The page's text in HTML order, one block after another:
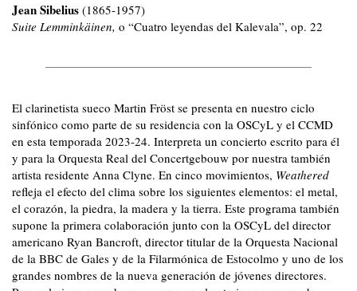
Jean Sibelius (1865-1957)
Suite Lemminkäinen, o “Cuatro leyendas del Kalevala”, op. 22
El clarinetista sueco Martin Fröst se presenta en nuestro ciclo
sinfónico como parte de su residencia con la OSCyL y el CCMD
en esta temporada 2023-24. Interpreta un concierto escrito para él
y para la Orquesta Real del Concertgebouw por nuestra también
artista residente Anna Clyne. En cinco movimientos, Weathered
refleja el efecto del clima sobre los siguientes elementos: el metal,
el corazón, la piedra, la madera y la tierra. Este programa también
supone la primera colaboración junto con la OSCyL del director
americano Ryan Bancroft, director titular de la Orquesta Nacional
de la BBC de Gales y de la Filarmónica de Estocolmo y uno de los
grandes nombres de la nueva generación de jóvenes directores.